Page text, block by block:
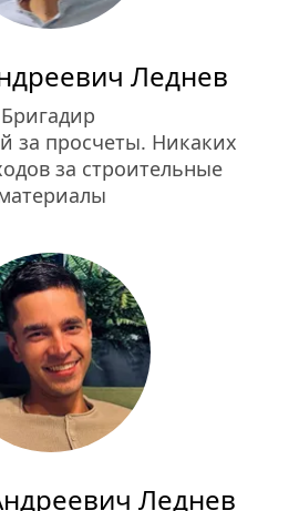
Леднев
Бригадир
за просчеты. Никаких
за строительные
Леднев